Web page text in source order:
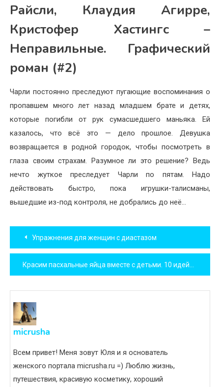
Райсли, Клаудия Агирре,
Кристофер Хастингс –
Неправильные. Графический
роман (#2)
Чарли постоянно преследуют пугающие воспоминания о
пропавшем много лет назад младшем брате и детях,
которые погибли от рук сумасшедшего маньяка. Ей
казалось, что всё это — дело прошлое. Девушка
возвращается в родной городок, чтобы посмотреть в
глаза своим страхам. Разумное ли это решение? Ведь
нечто жуткое преследует Чарли по пятам. Надо
действовать быстро, пока игрушки-талисманы,
вышедшие из-под контроля, не добрались до неё…
Навигация
по
записям
Упражнения для женщин с диастазом
micrusha
Всем привет! Меня зовут Юля и я основатель
женского портала micrusha.ru =) Люблю жизнь,
путешествия, красивую косметику, хороший